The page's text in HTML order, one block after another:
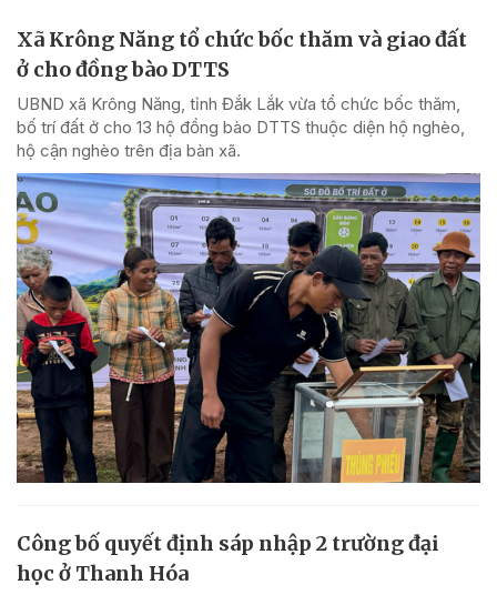
Xã Krông Năng tổ chức bốc thăm và giao đất
ở cho đồng bào DTTS
UBND xã Krông Năng, tỉnh Đắk Lắk vừa tổ chức bốc thăm,
bố trí đất ở cho 13 hộ đồng bào DTTS thuộc diện hộ nghèo,
hộ cận nghèo trên địa bàn xã.
Công bố quyết định sáp nhập 2 trường đại
học ở Thanh Hóa